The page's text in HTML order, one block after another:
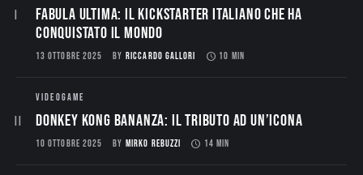
Fabula Ultima: il Kickstarter italiano che ha
conquistato il mondo
13 OTTOBRE 2025 BY RICCARDO GALLORI 10 MIN
VIDEOGAME
Donkey Kong Bananza: Il Tributo ad un’Icona
10 OTTOBRE 2025 BY MIRKO REBUZZI 14 MIN